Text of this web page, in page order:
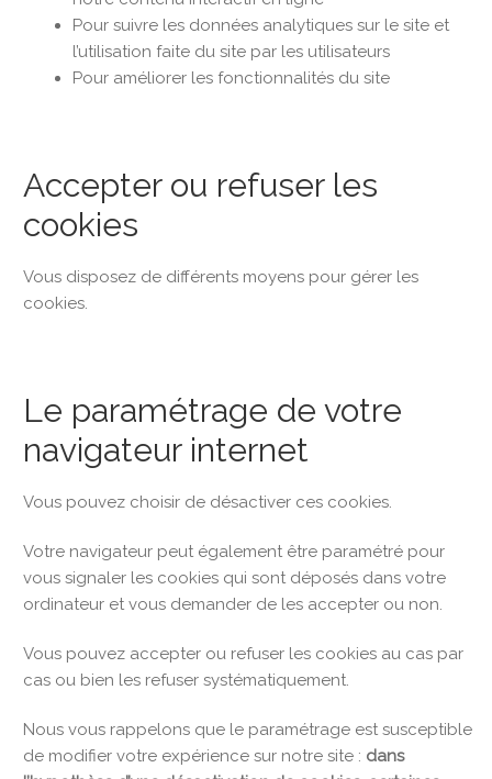
Pour suivre les données analytiques sur le site et
l’utilisation faite du site par les utilisateurs
Pour améliorer les fonctionnalités du site
Accepter ou refuser les
cookies
Vous disposez de différents moyens pour gérer les
cookies.
Le paramétrage de votre
navigateur internet
Vous pouvez choisir de désactiver ces cookies.
Votre navigateur peut également être paramétré pour
vous signaler les cookies qui sont déposés dans votre
ordinateur et vous demander de les accepter ou non.
Vous pouvez accepter ou refuser les cookies au cas par
cas ou bien les refuser systématiquement.
Nous vous rappelons que le paramétrage est susceptible
de modifier votre expérience sur notre site : dans